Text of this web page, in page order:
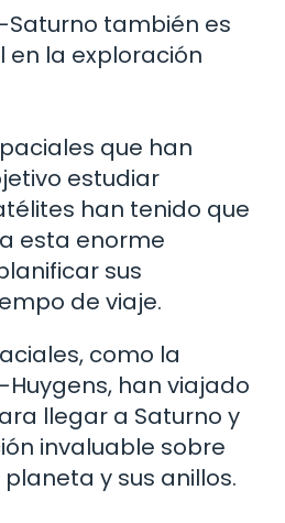
Saturno también es
en la exploración
que han
estudiar
han tenido que
esta enorme
sus
de viaje.
como la
han viajado
llegar a Saturno y
invaluable sobre
y sus anillos.